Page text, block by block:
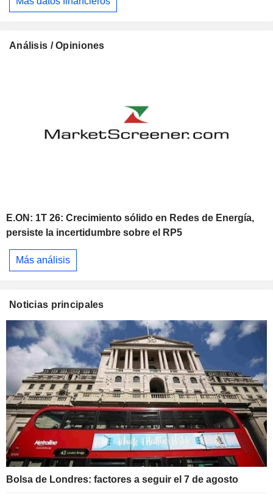
Análisis / Opiniones
E.ON: 1T 26: Crecimiento sólido en Redes de Energía,
persiste la incertidumbre sobre el RP5
Más análisis
Noticias principales
Bolsa de Londres: factores a seguir el 7 de agosto